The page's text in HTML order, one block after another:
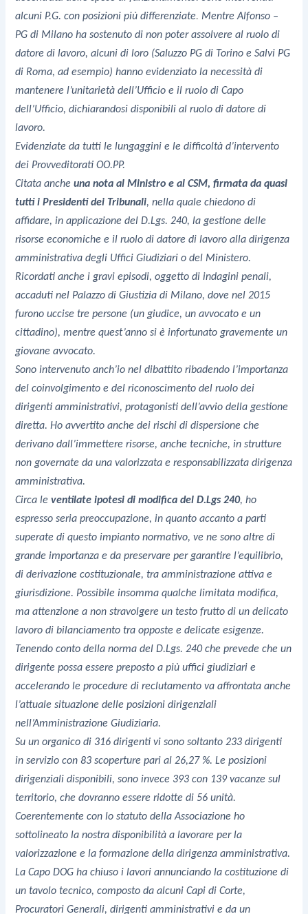
alcuni P.G. con posizioni più differenziate. Mentre Alfonso –
PG di Milano ha sostenuto di non poter assolvere al ruolo di
datore di lavoro, alcuni di loro (Saluzzo PG di Torino e Salvi PG
di Roma, ad esempio) hanno evidenziato la necessità di
mantenere l’unitarietà dell’Ufficio e il ruolo di Capo
dell’Ufficio, dichiarandosi disponibili al ruolo di datore di
lavoro.
Evidenziate da tutti le lungaggini e le difficoltà d’intervento
dei Provveditorati OO.PP.
Citata ancheuna nota al Ministro e al CSM, firmata da quasi
tutti i Presidenti dei Tribunali, nella quale chiedono di
affidare, in applicazione del D.Lgs. 240, la gestione delle
risorse economiche e il ruolo di datore di lavoro alla dirigenza
amministrativa degli Uffici Giudiziari o del Ministero.
Ricordati anchei gravi episodi, oggetto di indagini penali,
accaduti nel Palazzo di Giustizia di Milano, dove nel 2015
furono uccise tre persone (un giudice, un avvocato e un
cittadino), mentre quest’anno si è infortunato gravemente un
giovane avvocato.
Sono intervenuto anch’io nel dibattito ribadendo l’importanza
del coinvolgimento e del riconoscimento del ruolo dei
dirigenti amministrativi, protagonisti dell’avvio della gestione
diretta. Ho avvertito anche dei rischi di dispersione che
derivano dall’immettere risorse, anche tecniche, in strutture
non governate da una valorizzata e responsabilizzata dirigenza
amministrativa.
Circa leventilate ipotesi di modifica del D.Lgs 240, ho
espresso seria preoccupazione, in quanto accanto a parti
superate di questo impianto normativo, ve ne sono altre di
grande importanza e da preservare per garantire l’equilibrio,
di derivazione costituzionale, tra amministrazione attiva e
giurisdizione. Possibile insomma qualche limitata modifica,
ma attenzione a non stravolgere un testo frutto di un delicato
lavoro di bilanciamento tra opposte e delicate esigenze.
Tenendo conto della norma del D.Lgs. 240 che prevede che un
dirigente possa essere preposto a più uffici giudiziari e
accelerando le procedure di reclutamento va affrontata anche
l’attuale situazione delle posizioni dirigenziali
nell’Amministrazione Giudiziaria.
Su un organico di 316 dirigenti vi sono soltanto 233 dirigenti
in servizio con 83 scoperture pari al 26,27 %. Le posizioni
dirigenziali disponibili, sono invece 393 con 139 vacanze sul
territorio, che dovranno essere ridotte di 56 unità.
Coerentemente con lo statuto della Associazione ho
sottolineato la nostra disponibilità a lavorare per la
valorizzazione e la formazione della dirigenza amministrativa.
La Capo DOG ha chiuso i lavori annunciando la costituzione di
un tavolo tecnico, composto da alcuni Capi di Corte,
Procuratori Generali, dirigenti amministrativi e da un